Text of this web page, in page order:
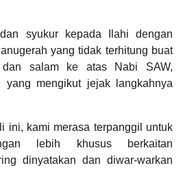
syukur kepada Ilahi dengan
yang tidak terhitung buat
salam ke atas Nabi SAW,
yang mengikut jejak langkahnya
ini, kami merasa terpanggil untuk
lebih khusus berkaitan
dinyatakan dan diwar-warkan